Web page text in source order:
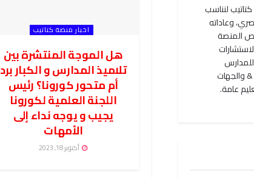
اخبار منصة كتاتيب
هل الموجة المنتشرة بين
تلاميذ المدارس و الكبار برد
أم متحور كورونا؟ رئيس
اللجنة العلمية لكورونا
يجيب و يوجه نداء إلى
الأمهات
أكتوبر 18, 2023
لنناسب
وعاداته
المنصة
للمدارس
والجهات
عامة.